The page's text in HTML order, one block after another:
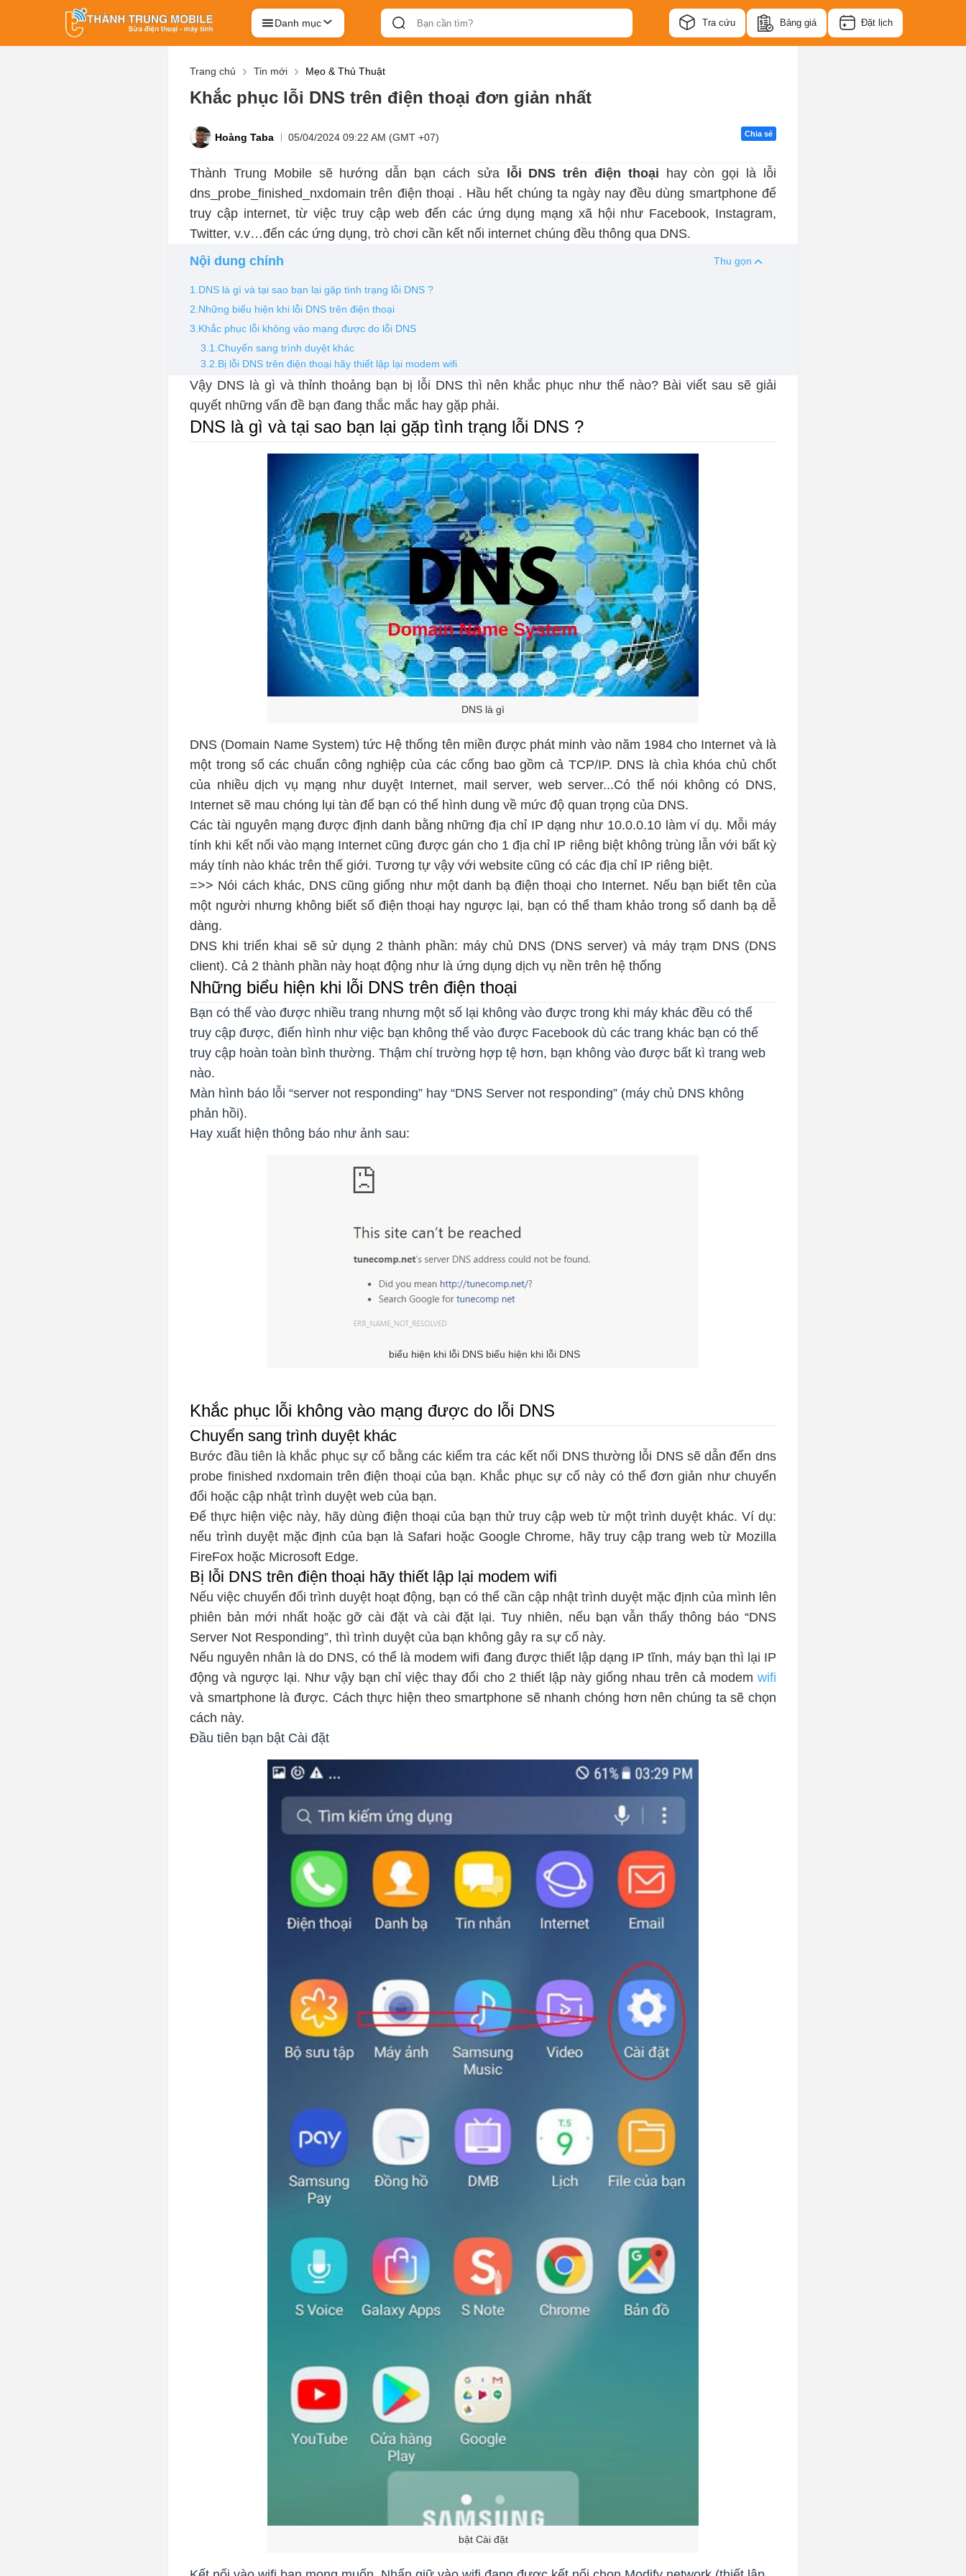
Danh mục Tra cứu Bảng giá Đặt lịch
Trang chủ Tin mới Mẹo & Thủ Thuật
Khắc phục lỗi DNS trên điện thoại đơn giản nhất
Hoàng Taba 05/04/2024 09:22 AM (GMT +07) Chia sẻ
Thành Trung Mobile sẽ hướng dẫn bạn cách sửa lỗi DNS trên điện thoại
hay còn gọi là lỗi
dns_probe_finished_nxdomain trên điện thoại . Hầu hết chúng ta ngày nay đều dùng smartphone để
truy cập internet, từ việc truy cập web đến các ứng dụng mạng xã hội như Facebook, Instagram,
Twitter, v.v…đến các ứng dụng, trò chơi cần kết nối internet chúng đều thông qua DNS.
Nội dung chính
Thu gọn
1.DNS là gì và tại sao bạn lại gặp tình trạng lỗi DNS ?
2.Những biểu hiện khi lỗi DNS trên điện thoại
3.Khắc phục lỗi không vào mạng được do lỗi DNS
3.1.Chuyển sang trình duyệt khác
3.2.Bị lỗi DNS trên điện thoại hãy thiết lập lại modem wifi
Vậy DNS là gì và thỉnh thoảng bạn bị lỗi DNS thì nên khắc phục như thế nào? Bài viết sau sẽ giải
quyết những vấn đề bạn đang thắc mắc hay gặp phải.
DNS là gì và tại sao bạn lại gặp tình trạng lỗi DNS ?
DNS là gì
DNS (Domain Name System) tức Hệ thống tên miền được phát minh vào năm 1984 cho Internet và là
một trong số các chuẩn công nghiệp của các cổng bao gồm cả TCP/IP. DNS là chìa khóa chủ chốt
của nhiều dịch vụ mạng như duyệt Internet, mail server, web server...Có thể nói không có DNS,
Internet sẽ mau chóng lụi tàn để bạn có thể hình dung về mức độ quan trọng của DNS.
Các tài nguyên mạng được định danh bằng những địa chỉ IP dạng như 10.0.0.10 làm ví dụ. Mỗi máy
tính khi kết nối vào mạng Internet cũng được gán cho 1 địa chỉ IP riêng biệt không trùng lẫn với bất kỳ
máy tính nào khác trên thế giới. Tương tự vậy với website cũng có các địa chỉ IP riêng biệt.
=>> Nói cách khác, DNS cũng giống như một danh bạ điện thoại cho Internet. Nếu bạn biết tên của
một người nhưng không biết số điện thoại hay ngược lại, bạn có thể tham khảo trong sổ danh bạ dễ
dàng.
DNS khi triển khai sẽ sử dụng 2 thành phần: máy chủ DNS (DNS server) và máy trạm DNS (DNS
client). Cả 2 thành phần này hoạt động như là ứng dụng dịch vụ nền trên hệ thống
Những biểu hiện khi lỗi DNS trên điện thoại
Bạn có thể vào được nhiều trang nhưng một số lại không vào được trong khi máy khác đều có thể
truy cập được, điển hình như việc bạn không thể vào được Facebook dù các trang khác bạn có thể
truy cập hoàn toàn bình thường. Thậm chí trường hợp tệ hơn, bạn không vào được bất kì trang web
nào.
Màn hình báo lỗi “server not responding” hay “DNS Server not responding” (máy chủ DNS không
phản hồi).
Hay xuất hiện thông báo như ảnh sau:
biểu hiện khi lỗi DNS biểu hiện khi lỗi DNS
Khắc phục lỗi không vào mạng được do lỗi DNS
Chuyển sang trình duyệt khác
Bước đầu tiên là khắc phục sự cố bằng các kiểm tra các kết nối DNS thường lỗi DNS sẽ dẫn đến dns
probe finished nxdomain trên điện thoại của bạn. Khắc phục sự cố này có thể đơn giản như chuyển
đổi hoặc cập nhật trình duyệt web của bạn.
Để thực hiện việc này, hãy dùng điện thoại của bạn thử truy cập web từ một trình duyệt khác. Ví dụ:
nếu trình duyệt mặc định của bạn là Safari hoặc Google Chrome, hãy truy cập trang web từ Mozilla
FireFox hoặc Microsoft Edge.
Bị lỗi DNS trên điện thoại hãy thiết lập lại modem wifi
Nếu việc chuyển đổi trình duyệt hoạt động, bạn có thể cần cập nhật trình duyệt mặc định của mình lên
phiên bản mới nhất hoặc gỡ cài đặt và cài đặt lại. Tuy nhiên, nếu bạn vẫn thấy thông báo “DNS
Server Not Responding”, thì trình duyệt của bạn không gây ra sự cố này.
Nếu nguyên nhân là do DNS, có thể là modem wifi đang được thiết lập dạng IP tĩnh, máy bạn thì lại IP
động và ngược lại. Như vậy bạn chỉ việc thay đổi cho 2 thiết lập này giống nhau trên cả modem wifi
và smartphone là được. Cách thực hiện theo smartphone sẽ nhanh chóng hơn nên chúng ta sẽ chọn
cách này.
Đầu tiên bạn bật Cài đặt
bật Cài đặt